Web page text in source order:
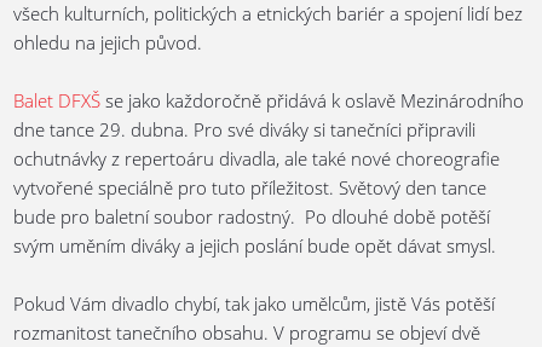
všech kulturních, politických a etnických bariér a spojení lidí bez
ohledu na jejich původ.
Balet DFXŠ se jako každoročně přidává k oslavě Mezinárodního
dne tance 29. dubna. Pro své diváky si tanečníci připravili
ochutnávky z repertoáru divadla, ale také nové choreografie
vytvořené speciálně pro tuto příležitost. Světový den tance
bude pro baletní soubor radostný. Po dlouhé době potěší
svým uměním diváky a jejich poslání bude opět dávat smysl.
Pokud Vám divadlo chybí, tak jako umělcům, jistě Vás potěší
rozmanitost tanečního obsahu. V programu se objeví dvě